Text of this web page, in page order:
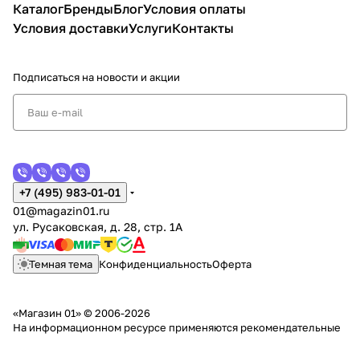
КаталогБрендыБлогУсловия оплаты
Условия доставкиУслугиКонтакты
Подписаться на новости и акции
+7 (495) 983-01-01
01@magazin01.ru
ул. Русаковская, д. 28, стр. 1А
Темная тема КонфиденциальностьОферта
«Магазин 01» © 2006-2026
На информационном ресурсе применяются рекомендательные